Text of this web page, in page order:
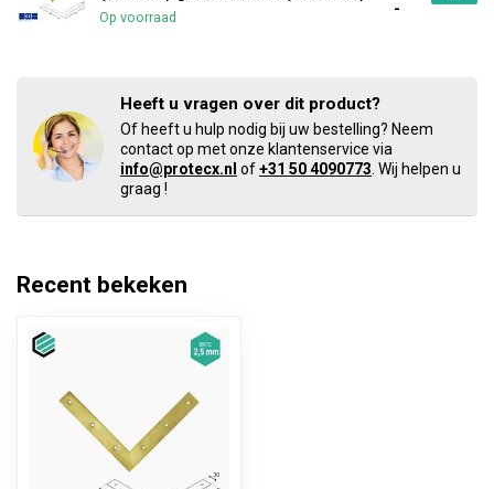
Op voorraad
-
Heeft u vragen over dit product?
Of heeft u hulp nodig bij uw bestelling? Neem
contact op met onze klantenservice via
info@protecx.nl of+31 50 4090773 . Wij helpen u
graag !
Recent bekeken